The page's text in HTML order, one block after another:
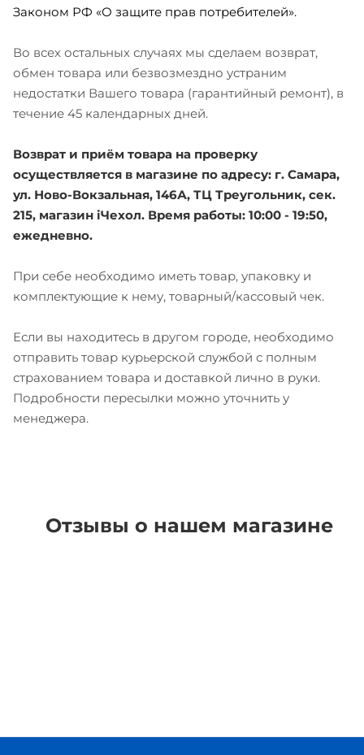
Законом РФ «О защите прав потребителей».
Во всех остальных случаях мы сделаем возврат,
обмен товара или безвозмездно устраним
недостатки Вашего товара (гарантийный ремонт), в
течение 45 календарных дней.
Возврат и приём товара на проверку
осуществляется в магазине по адресу: г. Самара,
ул. Ново-Вокзальная, 146А, ТЦ Треугольник, сек.
215, магазин iЧехол. Время работы: 10:00 - 19:50,
ежедневно.
При себе необходимо иметь товар, упаковку и
комплектующие к нему, товарный/кассовый чек.
Если вы находитесь в другом городе, необходимо
отправить товар курьерской службой с полным
страхованием товара и доставкой лично в руки.
Подробности пересылки можно уточнить у
менеджера.
Отзывы о нашем магазине